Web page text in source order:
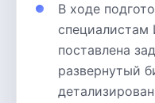
В ходе
специалистам
поставлена
развернутый